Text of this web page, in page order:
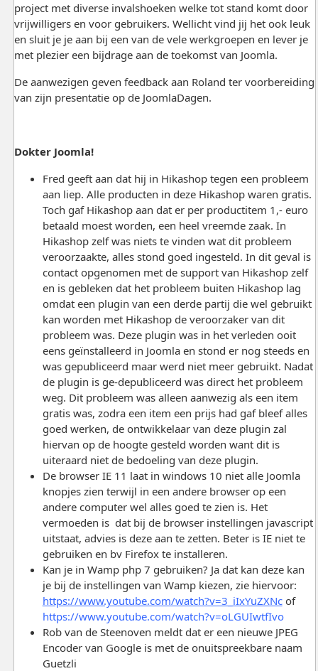
project met diverse invalshoeken welke tot stand komt door
vrijwilligers en voor gebruikers. Wellicht vind jij het ook leuk
en sluit je je aan bij een van de vele werkgroepen en lever je
met plezier een bijdrage aan de toekomst van Joomla.
De aanwezigen geven feedback aan Roland ter voorbereiding
van zijn presentatie op de JoomlaDagen.
Dokter Joomla!
Fred geeft aan dat hij in Hikashop tegen een probleem
aan liep. Alle producten in deze Hikashop waren gratis.
Toch gaf Hikashop aan dat er per productitem 1,- euro
betaald moest worden, een heel vreemde zaak. In
Hikashop zelf was niets te vinden wat dit probleem
veroorzaakte, alles stond goed ingesteld. In dit geval is
contact opgenomen met de support van Hikashop zelf
en is gebleken dat het probleem buiten Hikashop lag
omdat een plugin van een derde partij die wel gebruikt
kan worden met Hikashop de veroorzaker van dit
probleem was. Deze plugin was in het verleden ooit
eens geïnstalleerd in Joomla en stond er nog steeds en
was gepubliceerd maar werd niet meer gebruikt. Nadat
de plugin is ge-depubliceerd was direct het probleem
weg. Dit probleem was alleen aanwezig als een item
gratis was, zodra een item een prijs had gaf bleef alles
goed werken, de ontwikkelaar van deze plugin zal
hiervan op de hoogte gesteld worden want dit is
uiteraard niet de bedoeling van deze plugin.
De browser IE 11 laat in windows 10 niet alle Joomla
knopjes zien terwijl in een andere browser op een
andere computer wel alles goed te zien is. Het
vermoeden is dat bij de browser instellingen javascript
uitstaat, advies is deze aan te zetten. Beter is IE niet te
gebruiken en bv Firefox te installeren.
Kan je in Wamp php 7 gebruiken? Ja dat kan deze kan
je bij de instellingen van Wamp kiezen, zie hiervoor:
https://www.youtube.com/watch?v=3_iIxYuZXNcof
https://www.youtube.com/watch?v=oLGUIwtfIvo
Rob van de Steenoven meldt dat er een nieuwe JPEG
Encoder van Google is met de onuitspreekbare naam
Guetzli